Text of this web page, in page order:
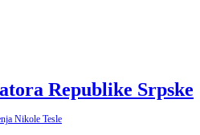
Republike Srpske